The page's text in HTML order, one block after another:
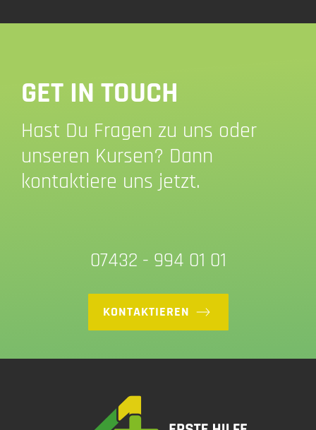
GET IN TOUCH
Hast Du Fragen zu uns oder
unseren Kursen? Dann
kontaktiere uns jetzt.
07432 - 994 01 01
KONTAKTIEREN